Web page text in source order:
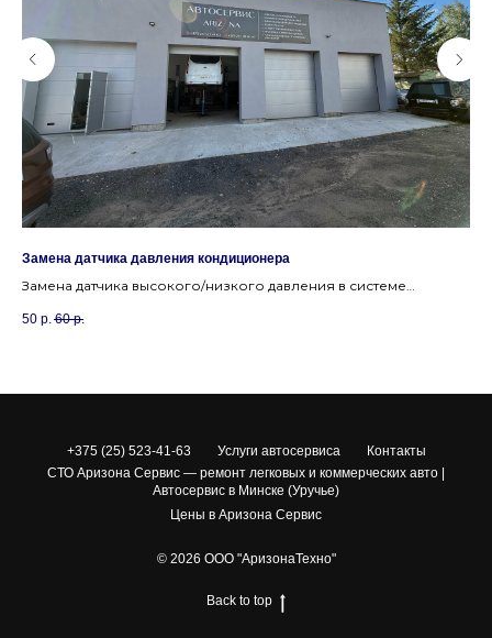
Замена датчика давления кондиционера
Замена датчика высокого/низкого давления в системе
50 р. 60 р.
+375 (25) 523-41-63 Услуги автосервиса
Контакты
СТО Аризона Сервис — ремонт легковых и коммерческих авто |
Автосервис в Минске (Уручье)
Цены в Аризона Сервис
© 2026 ООО "АризонаТехно"
Back to top